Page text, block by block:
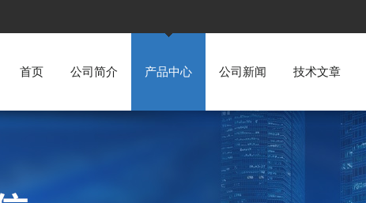
首页 公司简介 产品中心 公司新闻 技术文章